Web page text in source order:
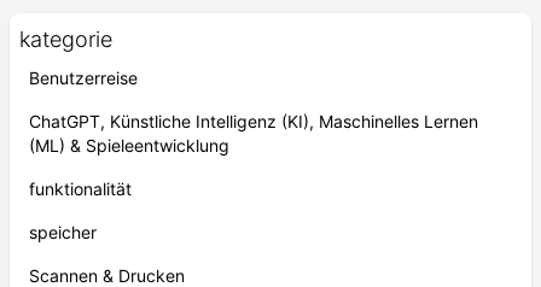
kategorie
Benutzerreise
ChatGPT, Künstliche Intelligenz (KI), Maschinelles Lernen
(ML) & Spieleentwicklung
funktionalität
speicher
Scannen & Drucken